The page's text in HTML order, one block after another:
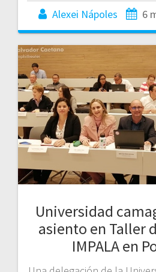
Alexei Nápoles 6
Universidad
asiento en Taller
IMPALA en